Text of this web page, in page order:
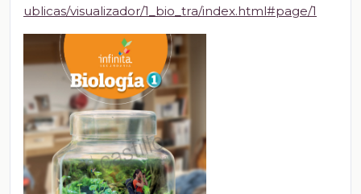
ublicas/visualizador/1_bio_tra/index.html#page/1